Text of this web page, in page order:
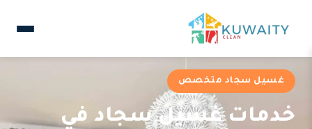
غسيل سجاد متخصص
خدمات غسيل سجاد في